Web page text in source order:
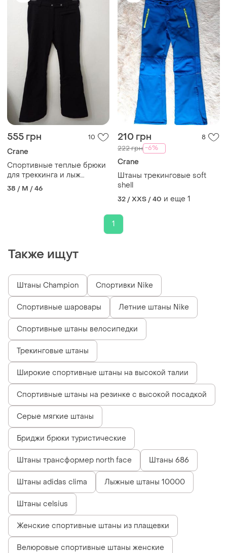
555 грн 10
Crane
Спортивные теплые брюки
для треккинга и лыж
софтшелл
38 / M / 46
210 грн 8
222 грн -6%
Crane
Штаны трекинговые soft
shell
32 / XXS / 40 и еще 1
1
Также ищут
Штаны Champion Спортивки Nike
Спортивные шаровары Летние штаны Nike
Спортивные штаны велосипедки
Трекинговые штаны
Широкие спортивные штаны на высокой талии
Спортивные штаны на резинке с высокой посадкой
Серые мягкие штаны
Бриджи брюки туристические
Штаны трансформер north face Штаны 686
Штаны adidas clima Лыжные штаны 10000
Штаны celsius
Женские спортивные штаны из плащевки
Велюровые спортивные штаны женские